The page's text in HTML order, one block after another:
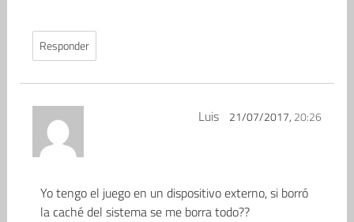
Responder
Luis 21/07/2017, 20:26
Yo tengo el juego en un dispositivo externo, si borró
la caché del sistema se me borra todo??